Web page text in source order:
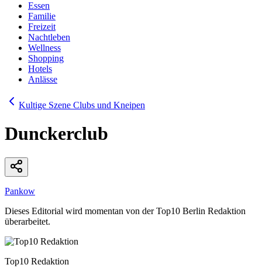
Essen
Familie
Freizeit
Nachtleben
Wellness
Shopping
Hotels
Anlässe
Kultige Szene Clubs und Kneipen
Dunckerclub
Pankow
Dieses Editorial wird momentan von der Top10 Berlin Redaktion
überarbeitet.
Top10 Redaktion